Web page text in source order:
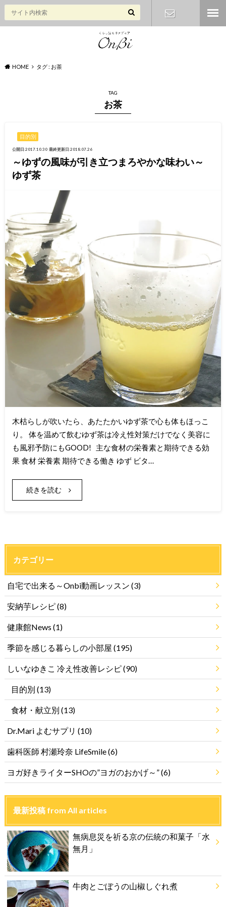
HOME タグ : お茶
TAG
お茶
目的別
公開日:2017.10.30 最終更新日:2018.07.26
～ゆずの風味が引き立つまろやかな味わい～
ゆず茶
木枯らしが吹いたら、あたたかいゆず茶で心も体もほっこ
り。 体を温めて飲むゆず茶は冷え性対策だけでなく美容に
も風邪予防にもGOOD! 主な食材の栄養素と期待できる効
果 食材 栄養素 期待できる働き ゆず ビタ…
続きを読む
カテゴリー
自宅で出来る～Onbi動画レッスン (3)
安納芋レシピ(8)
健康館News (1)
季節を感じる暮らしの小部屋 (195)
しいなゆきこ 冷え性改善レシピ(90)
目的別 (13)
食材・献立別 (13)
Dr.Mari よむサプリ (10)
歯科医師 村瀬玲奈 LifeSmile(6)
ヨガ好きライターSHOの”ヨガのおかげ～”(6)
最新投稿 from All articles
無病息災を祈る京の伝統の和菓子「水
無月」
牛肉とごぼうの山椒しぐれ煮